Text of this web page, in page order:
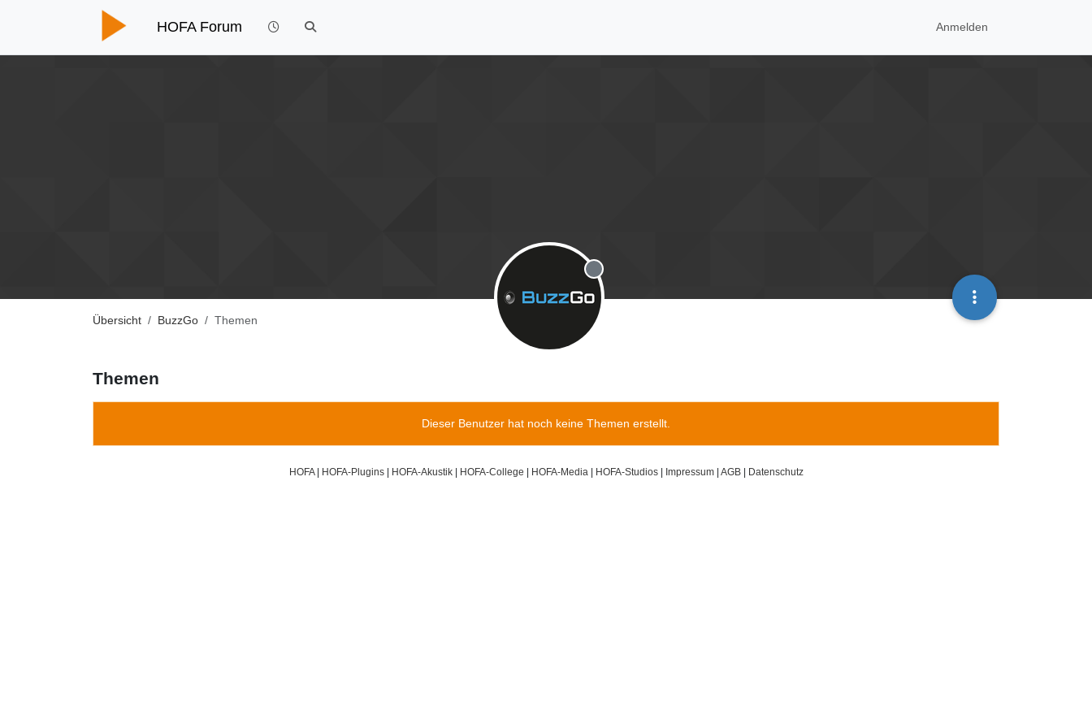
HOFA Forum Anmelden
Übersicht BuzzGo Themen
Offline
Themen
Dieser Benutzer hat noch keine Themen erstellt.
HOFA| HOFA-Plugins| HOFA-Akustik| HOFA-College HOFA-Media HOFA-Studios| Impressum| AGB| Datenschutz